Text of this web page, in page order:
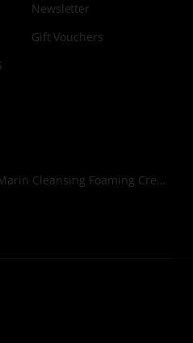
Newsletter
Gift Vouchers
PHYTOMER Souffle Marin Cleansing Foaming Cream 150ml